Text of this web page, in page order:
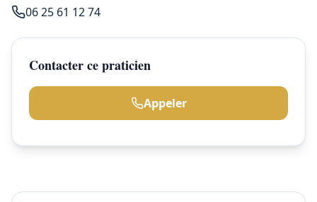
06 25 61 12 74
Contacter ce praticien
Appeler